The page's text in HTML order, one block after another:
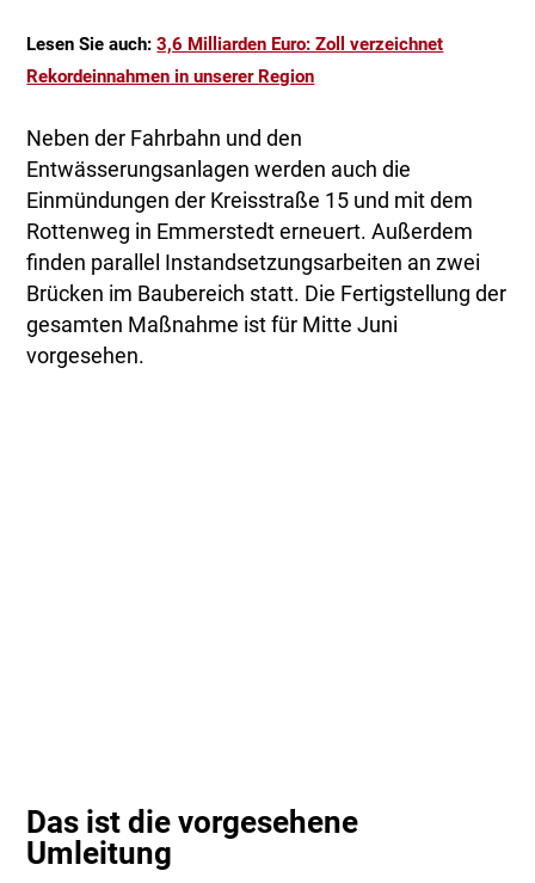
Lesen Sie auch:3,6 Milliarden Euro: Zoll verzeichnet
Rekordeinnahmen in unserer Region
Neben der Fahrbahn und den
Entwässerungsanlagen werden auch die
Einmündungen der Kreisstraße 15 und mit dem
Rottenweg in Emmerstedt erneuert. Außerdem
finden parallel Instandsetzungsarbeiten an zwei
Brücken im Baubereich statt. Die Fertigstellung der
gesamten Maßnahme ist für Mitte Juni
vorgesehen.
Das ist die vorgesehene
Umleitung